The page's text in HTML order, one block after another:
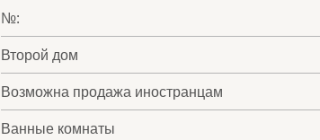
№:
Второй дом
Возможна продажа иностранцам
Ванные комнаты